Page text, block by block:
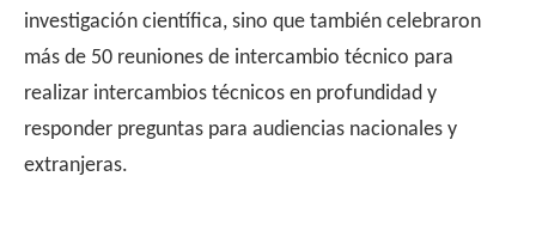
investigación científica, sino que también celebraron
más de 50 reuniones de intercambio técnico para
realizar intercambios técnicos en profundidad y
responder preguntas para audiencias nacionales y
extranjeras.